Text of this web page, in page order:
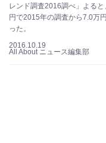
レンド調査2016調べ」よる
円で2015年の調査から7.0万
った。
2016.10.19
All About ニュース編集部